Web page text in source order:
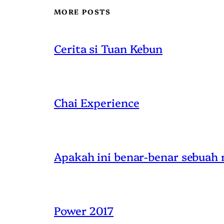
MORE POSTS
Cerita si Tuan Kebun
Chai Experience
Apakah ini benar-benar sebuah
Power 2017